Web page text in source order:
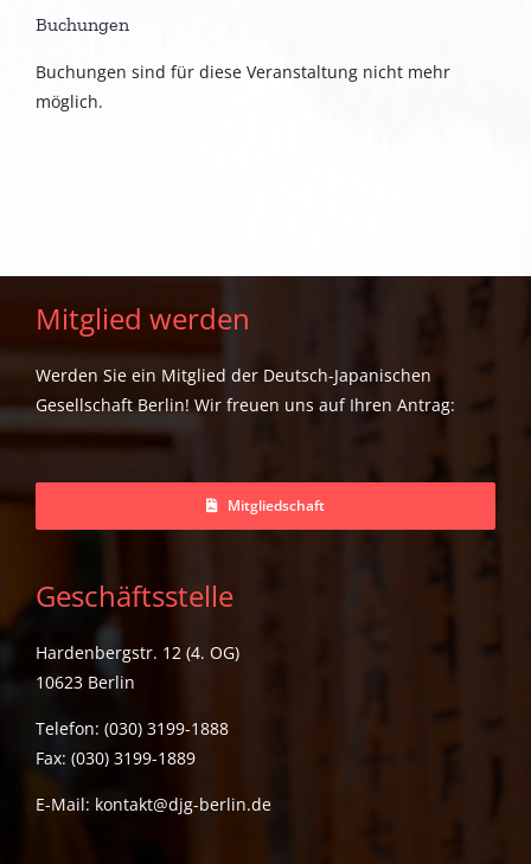
Buchungen
Buchungen sind für diese Veranstaltung nicht mehr
möglich.
Mitglied werden
Werden Sie ein Mitglied der Deutsch-Japanischen
Gesellschaft Berlin! Wir freuen uns auf Ihren Antrag:
Mitgliedschaft
Geschäftsstelle
Hardenbergstr. 12 (4. OG)
10623 Berlin
Telefon: (030) 3199-1888
Fax: (030) 3199-1889
E-Mail: kontakt@djg-berlin.de